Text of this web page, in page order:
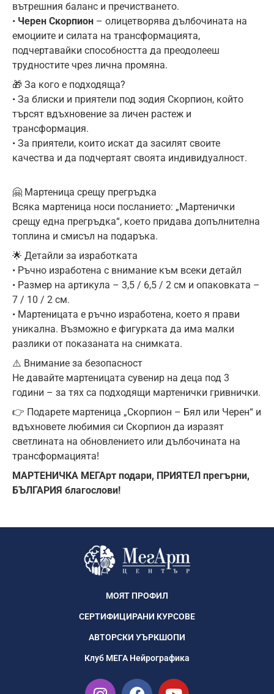
вътрешния баланс и пречистването.
• Черен Скорпион – олицетворява дълбочината на
емоциите и силата на трансформацията,
подчертавайки способността да преодолееш
трудностите чрез лична промяна.
🎁 За кого е подходяща?
• За блиски и приятели под зодия Скорпион, който
търсят вдъхновение за личен растеж и
трансформация.
• За приятели, които искат да засилят своите
качества и да подчертаят своята индивидуалност.
🤗 Мартеница срещу прегръдка
Всяка мартеница носи посланието: „Мартенички
срещу една прегръдка“, което придава допълнителна
топлина и смисъл на подаръка.
🌟 Детайли за изработката
• Ръчно изработена с внимание към всеки детайл
• Размер на артикула – 3,5 / 6,5 / 2 см и опаковката –
7 / 10 / 2 см.
• Мартеницата е ръчно изработена, което я прави
уникална. Възможно е фигурката да има малки
разлики от показаната на снимката.
⚠️ Внимание за безопасност
Не давайте мартеницата сувенир на деца под 3
години – за тях са подходящи мартенички гривнички.
👉 Подарете мартеница „Скорпион – Бял или Черен“ и
вдъхновете любимия си Скорпион да изразят
светлината на обновлението или дълбочината на
трансформацията!
МАРТЕНИЧКА МЕГАрт подари, ПРИЯТЕЛ прегърни,
БЪЛГАРИЯ благослови!
МОЯТ ПРОФИЛ
СЕРТИФИЦИРАНИ КУРСОВЕ
АВТОРСКИ УЪРКШОПИ
Клуб МЕГА Нейрографика